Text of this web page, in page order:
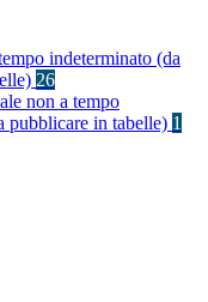
indeterminato (da
26
non a tempo
pubblicare in tabelle) 1